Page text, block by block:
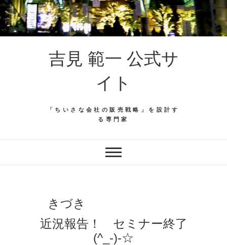
吉見 範一 公式サ
イト
「ちいさな会社の販売戦略」を設計す
る専門家
きづき
近況報告！ セミナー終了
(^_-)-☆